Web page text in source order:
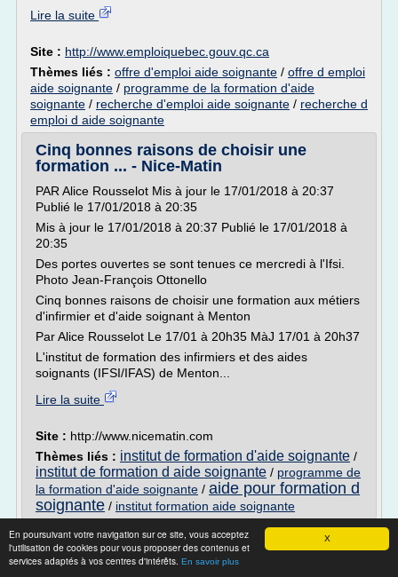
X
En poursuivant votre navigation sur ce site, vous acceptez
l'utilisation de cookies pour vous proposer des contenus et
services adaptés à vos centres d'intérêts. En savoir plus
Lire la suite
Site : http://www.emploiquebec.gouv.qc.ca
Thèmes liés : offre d'emploi aide soignante / offre d emploi
aide soignante / programme de la formation d'aide
soignante / recherche d'emploi aide soignante / recherche d
emploi d aide soignante
Cinq bonnes raisons de choisir une
formation ... - Nice-Matin
PAR Alice Rousselot Mis à jour le 17/01/2018 à 20:37
Publié le 17/01/2018 à 20:35
Mis à jour le 17/01/2018 à 20:37 Publié le 17/01/2018 à
20:35
Des portes ouvertes se sont tenues ce mercredi à l'Ifsi.
Photo Jean-François Ottonello
Cinq bonnes raisons de choisir une formation aux métiers
d'infirmier et d'aide soignant à Menton
Par Alice Rousselot Le 17/01 à 20h35 MàJ 17/01 à 20h37
L'institut de formation des infirmiers et des aides
soignants (IFSI/IFAS) de Menton...
Lire la suite
Site : http://www.nicematin.com
Thèmes liés : institut de formation d'aide soignante /
institut de formation d aide soignante / programme de
la formation d'aide soignante / aide pour formation d
soignante / institut formation aide soignante
Aide-soignant | Hospices Civils de Lyon
Objectifs